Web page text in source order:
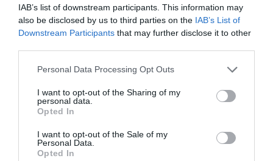
IAB’s list of downstream participants. This information may
also be disclosed by us to third parties on the IAB’s List of
Downstream Participants that may further disclose it to other
Please note that this website/app uses one or more Google
not limited to your visit or usage behaviour. You may click to
grant or deny consent to Google and its third-party tags to
use your data for below specified purposes in below Google
consent section.
Personal Data Processing Opt Outs
I want to opt-out of the Sharing of my
personal data.
Opted In
I want to opt-out of the Sale of my
Personal Data.
Opted In
EGÉSZSÉG
Így étkezz okosan a munkahelyen